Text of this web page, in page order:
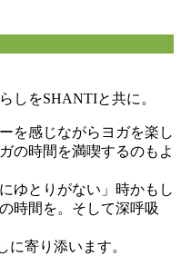
しをSHANTIと共に。
を感じながらヨガを楽し
の時間を満喫するのもよ
ゆとりがない」時かもし
時間を。そして深呼吸
寄り添います。